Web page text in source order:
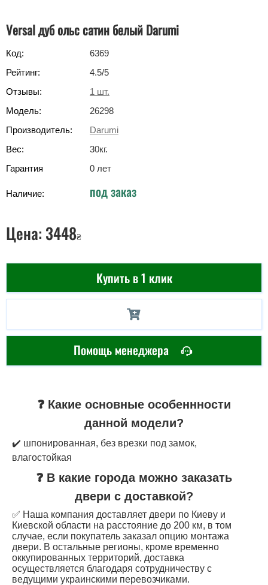
Versal дуб ольс сатин белый Darumi
Код:
6369
Рейтинг:
4.5/5
Отзывы:
1 шт.
Модель:
26298
Производитель:
Darumi
Вес:
30кг.
Гарантия
0 лет
Наличие: под заказ
Цена: 3448₴
Купить в 1 клик
Помощь менеджера
❓ Какие основные особеннности
данной модели?
✔️ шпонированная, без врезки под замок,
влагостойкая
❓ В какие города можно заказать
двери с доставкой?
✅ Наша компания доставляет двери по Киеву и
Киевской области на расстояние до 200 км, в том
случае, если покупатель заказал опцию монтажа
двери. В остальные регионы, кроме временно
оккупированных территорий, доставка
осуществляется благодаря сотрудничеству с
ведущими украинскими перевозчиками.